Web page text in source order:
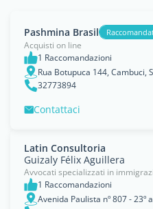
Pashmina Brasil
Acquisti on line
1 Raccomandazioni
Rua Botupuca 144, Cambuci,
32773894
Contattaci
Latin Consultoria
Guizaly Félix Aguillera
Avvocati specializzati in
1 Raccomandazioni
Avenida Paulista nº 807 - 23º